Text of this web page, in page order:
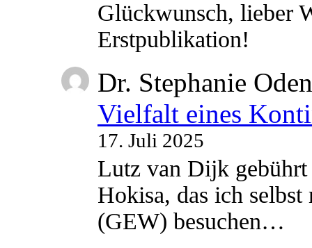
Glückwunsch, lieber
Erstpublikation!
Dr. Stephanie
Vielfalt eines
17. Juli 2025
Lutz van Dijk
Hokisa, das ich
(GEW) besuchen…